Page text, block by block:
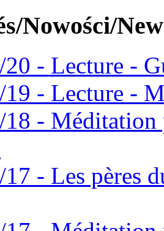
Nowości/
- Lecture -
- Lecture -
- Méditation
- Les pères